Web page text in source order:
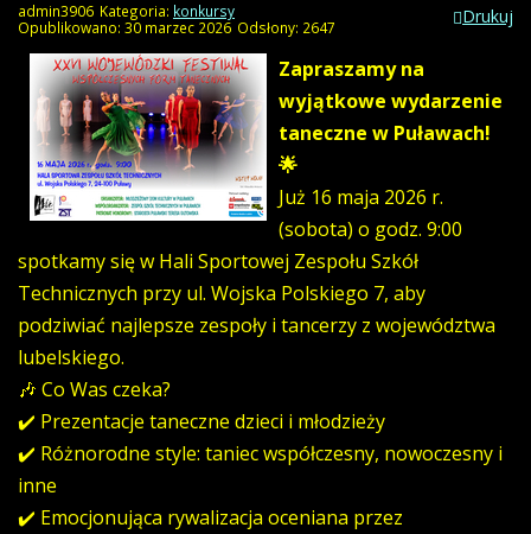
Drukuj
admin3906 Kategoria: konkursy
Opublikowano: 30 marzec 2026 Odsłony: 2647
Zapraszamy na
wyjątkowe wydarzenie
taneczne w Puławach!
🌟
Już 16 maja 2026 r.
(sobota) o godz. 9:00
spotkamy się w Hali Sportowej Zespołu Szkół
Technicznych przy ul. Wojska Polskiego 7, aby
podziwiać najlepsze zespoły i tancerzy z województwa
lubelskiego.
🎶 Co Was czeka?
✔️ Prezentacje taneczne dzieci i młodzieży
✔️ Różnorodne style: taniec współczesny, nowoczesny i
inne
✔️ Emocjonująca rywalizacja oceniana przez